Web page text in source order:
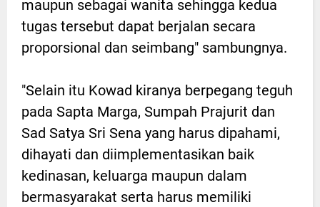
maupun sebagai wanita sehingga kedua
tugas tersebut dapat berjalan secara
proporsional dan seimbang" sambungnya.
"Selain itu Kowad kiranya berpegang teguh
pada Sapta Marga, Sumpah Prajurit dan
Sad Satya Sri Sena yang harus dipahami,
dihayati dan diimplementasikan baik
kedinasan, keluarga maupun dalam
bermasyarakat serta harus memiliki